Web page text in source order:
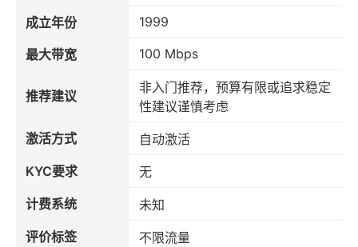
成立年份 1999
最大带宽 100 Mbps
推荐建议
非入门推荐，预算有限或追求稳定
性建议谨慎考虑
激活方式
自动激活
KYC要求
无
计费系统
未知
评价标签
不限流量